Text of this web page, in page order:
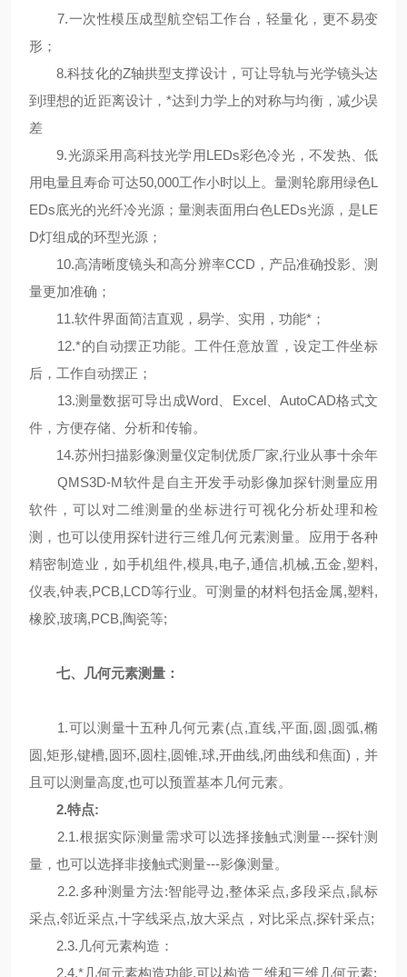
7.一次性模压成型航空铝工作台，轻量化，更不易变
形；
8.科技化的Z轴拱型支撑设计，可让导轨与光学镜头达
到理想的近距离设计，*达到力学上的对称与均衡，减少误
差
9.光源采用高科技光学用LEDs彩色冷光，不发热、低
用电量且寿命可达50,000工作小时以上。量测轮廓用绿色L
EDs底光的光纤冷光源；量测表面用白色LEDs光源，是LE
D灯组成的环型光源；
10.高清晰度镜头和高分辨率CCD，产品准确投影、测
量更加准确 ；
11.软件界面简洁直观，易学、实用，功能*；
12.*的自动摆正功能。工件任意放置，设定工件坐标
后，工作自动摆正；
13.测量数据可导出成Word、Excel、AutoCAD格式文
件，方便存储、分析和传输。
14.苏州扫描影像测量仪定制 优质厂家,行业从事十余年
QMS3D-M软件是自主开发手动影像加探针测量应用
软件，可以对二维测量的坐标进行可视化分析处理和检
测，也可以使用探针进行三维几何元素测量。应用于各种
精密制造业，如手机组件,模具,电子,通信,机械,五金,塑料,
仪表,钟表,PCB,LCD等行业。可测量的材料包括金属,塑料,
橡胶,玻璃,PCB,陶瓷等;
七、几何元素测量：
1.可以测量十五种几何元素(点,直线,平面,圆,圆弧,椭
圆,矩形,键槽,圆环,圆柱,圆锥,球,开曲线,闭曲线和焦面)，并
且可以测量高度,也可以预置基本几何元素。
2.特点:
2.1.根据实际测量需求可以选择接触式测量---探针测
量，也可以选择非接触式测量---影像测量。
2.2.多种测量方法:智能寻边,整体采点,多段采点,鼠标
采点,邻近采点,十字线采点,放大采点，对比采点,探针采点;
2.3.几何元素构造：
2.4.*几何元素构造功能,可以构造二维和三维几何元素;